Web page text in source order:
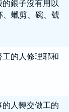
銀子沒有用以
、蠟剪、碗、號
工的人修理耶和
的人轉交做工的